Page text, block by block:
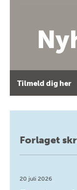
Tilmeld dig her
Forlaget
20 juli 2026